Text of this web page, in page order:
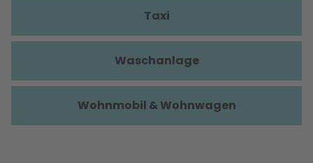
Taxi
Waschanlage
Wohnmobil & Wohnwagen